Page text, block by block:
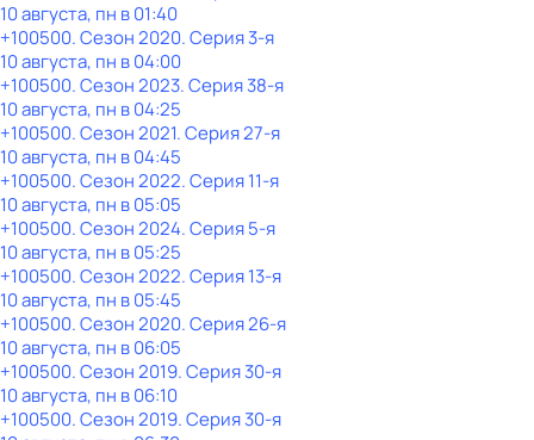
10 августа, пн в 01:40
+100500. Сезон 2020. Серия 3-я
10 августа, пн в 04:00
+100500. Сезон 2023. Серия 38-я
10 августа, пн в 04:25
+100500. Сезон 2021. Серия 27-я
10 августа, пн в 04:45
+100500. Сезон 2022. Серия 11-я
10 августа, пн в 05:05
+100500. Сезон 2024. Серия 5-я
10 августа, пн в 05:25
+100500. Сезон 2022. Серия 13-я
10 августа, пн в 05:45
+100500. Сезон 2020. Серия 26-я
10 августа, пн в 06:05
+100500. Сезон 2019. Серия 30-я
10 августа, пн в 06:10
+100500. Сезон 2019. Серия 30-я